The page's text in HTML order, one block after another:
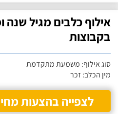
אילוף כלבים מגיל שנה
בקבוצות
סוג אילוף: משמעת מתקדמת
מין הכלב: זכר
לצפייה בהצעות